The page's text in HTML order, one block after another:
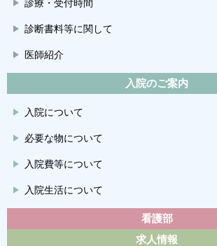
診療・受付時間
診断書料等に関して
医師紹介
入院のご案内
入院について
必要な物について
入院費等について
入院生活について
看護部
求人情報